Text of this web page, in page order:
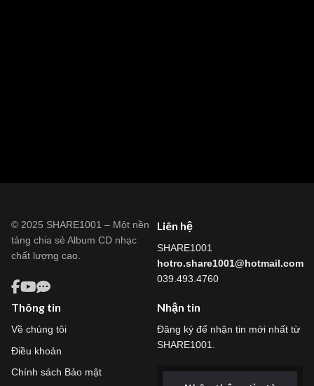
© 2025 SHARE1001 – Một nền
tảng chia sẻ Album CD nhạc
chất lượng cao.
Liên hệ
SHARE1001
hotro.share1001@hotmail.com
039.493.4760
Thông tin
Về chúng tôi
Điều khoản
Chính sách Bảo mật
Nhận tin
Đăng ký để nhận tin mới nhất từ
SHARE1001.